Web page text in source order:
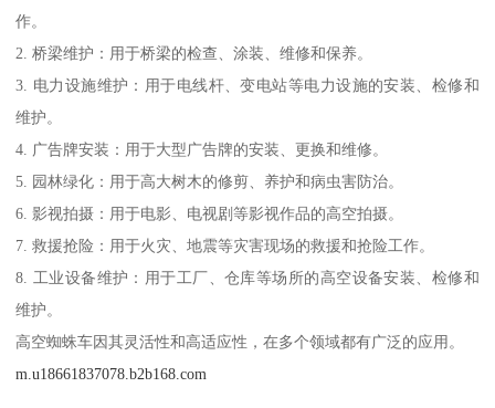
作。
2. 桥梁维护：用于桥梁的检查、涂装、维修和保养。
3. 电力设施维护：用于电线杆、变电站等电力设施的安装、检修和
维护。
4. 广告牌安装：用于大型广告牌的安装、更换和维修。
5. 园林绿化：用于高大树木的修剪、养护和病虫害防治。
6. 影视拍摄：用于电影、电视剧等影视作品的高空拍摄。
7. 救援抢险：用于火灾、地震等灾害现场的救援和抢险工作。
8. 工业设备维护：用于工厂、仓库等场所的高空设备安装、检修和
维护。
高空蜘蛛车因其灵活性和高适应性，在多个领域都有广泛的应用。
m.u18661837078.b2b168.com